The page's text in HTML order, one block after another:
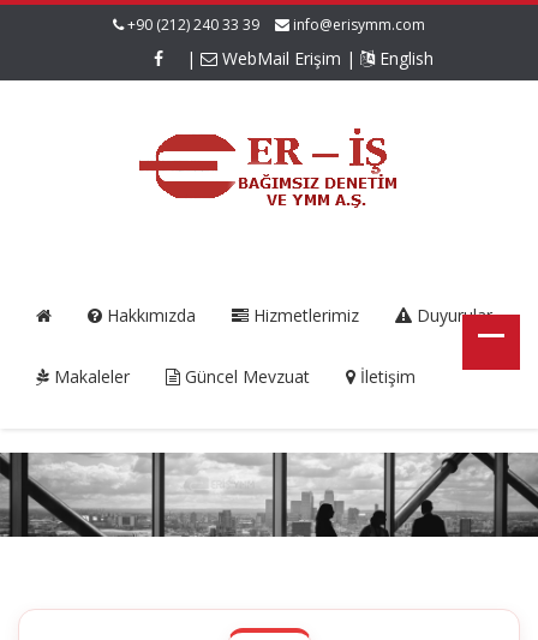
+90 (212) 240 33 39 info@erisymm.com
| WebMail Erişim | English
Hakkımızda Hizmetlerimiz Duyurular
Makaleler Güncel Mevzuat İletişim